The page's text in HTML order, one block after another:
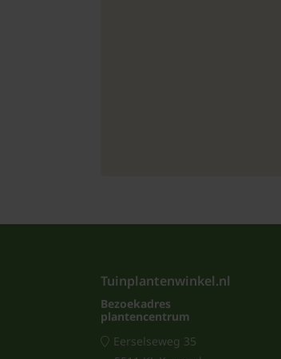
Tuinplantenwinkel.nl
Bezoekadres
plantencentrum
Eerselseweg 35